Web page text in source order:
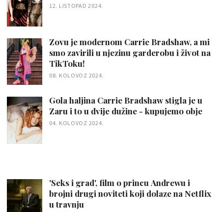
12. LISTOPAD 2024.
Zovu je modernom Carrie Bradshaw, a mi
smo zavirili u njezinu garderobu i život na
TikToku!
08. KOLOVOZ 2024.
Gola haljina Carrie Bradshaw stigla je u
Zaru i to u dvije dužine - kupujemo obje
04. KOLOVOZ 2024.
'Seks i grad', film o princu Andrewu i
brojni drugi noviteti koji dolaze na Netflix
u travnju